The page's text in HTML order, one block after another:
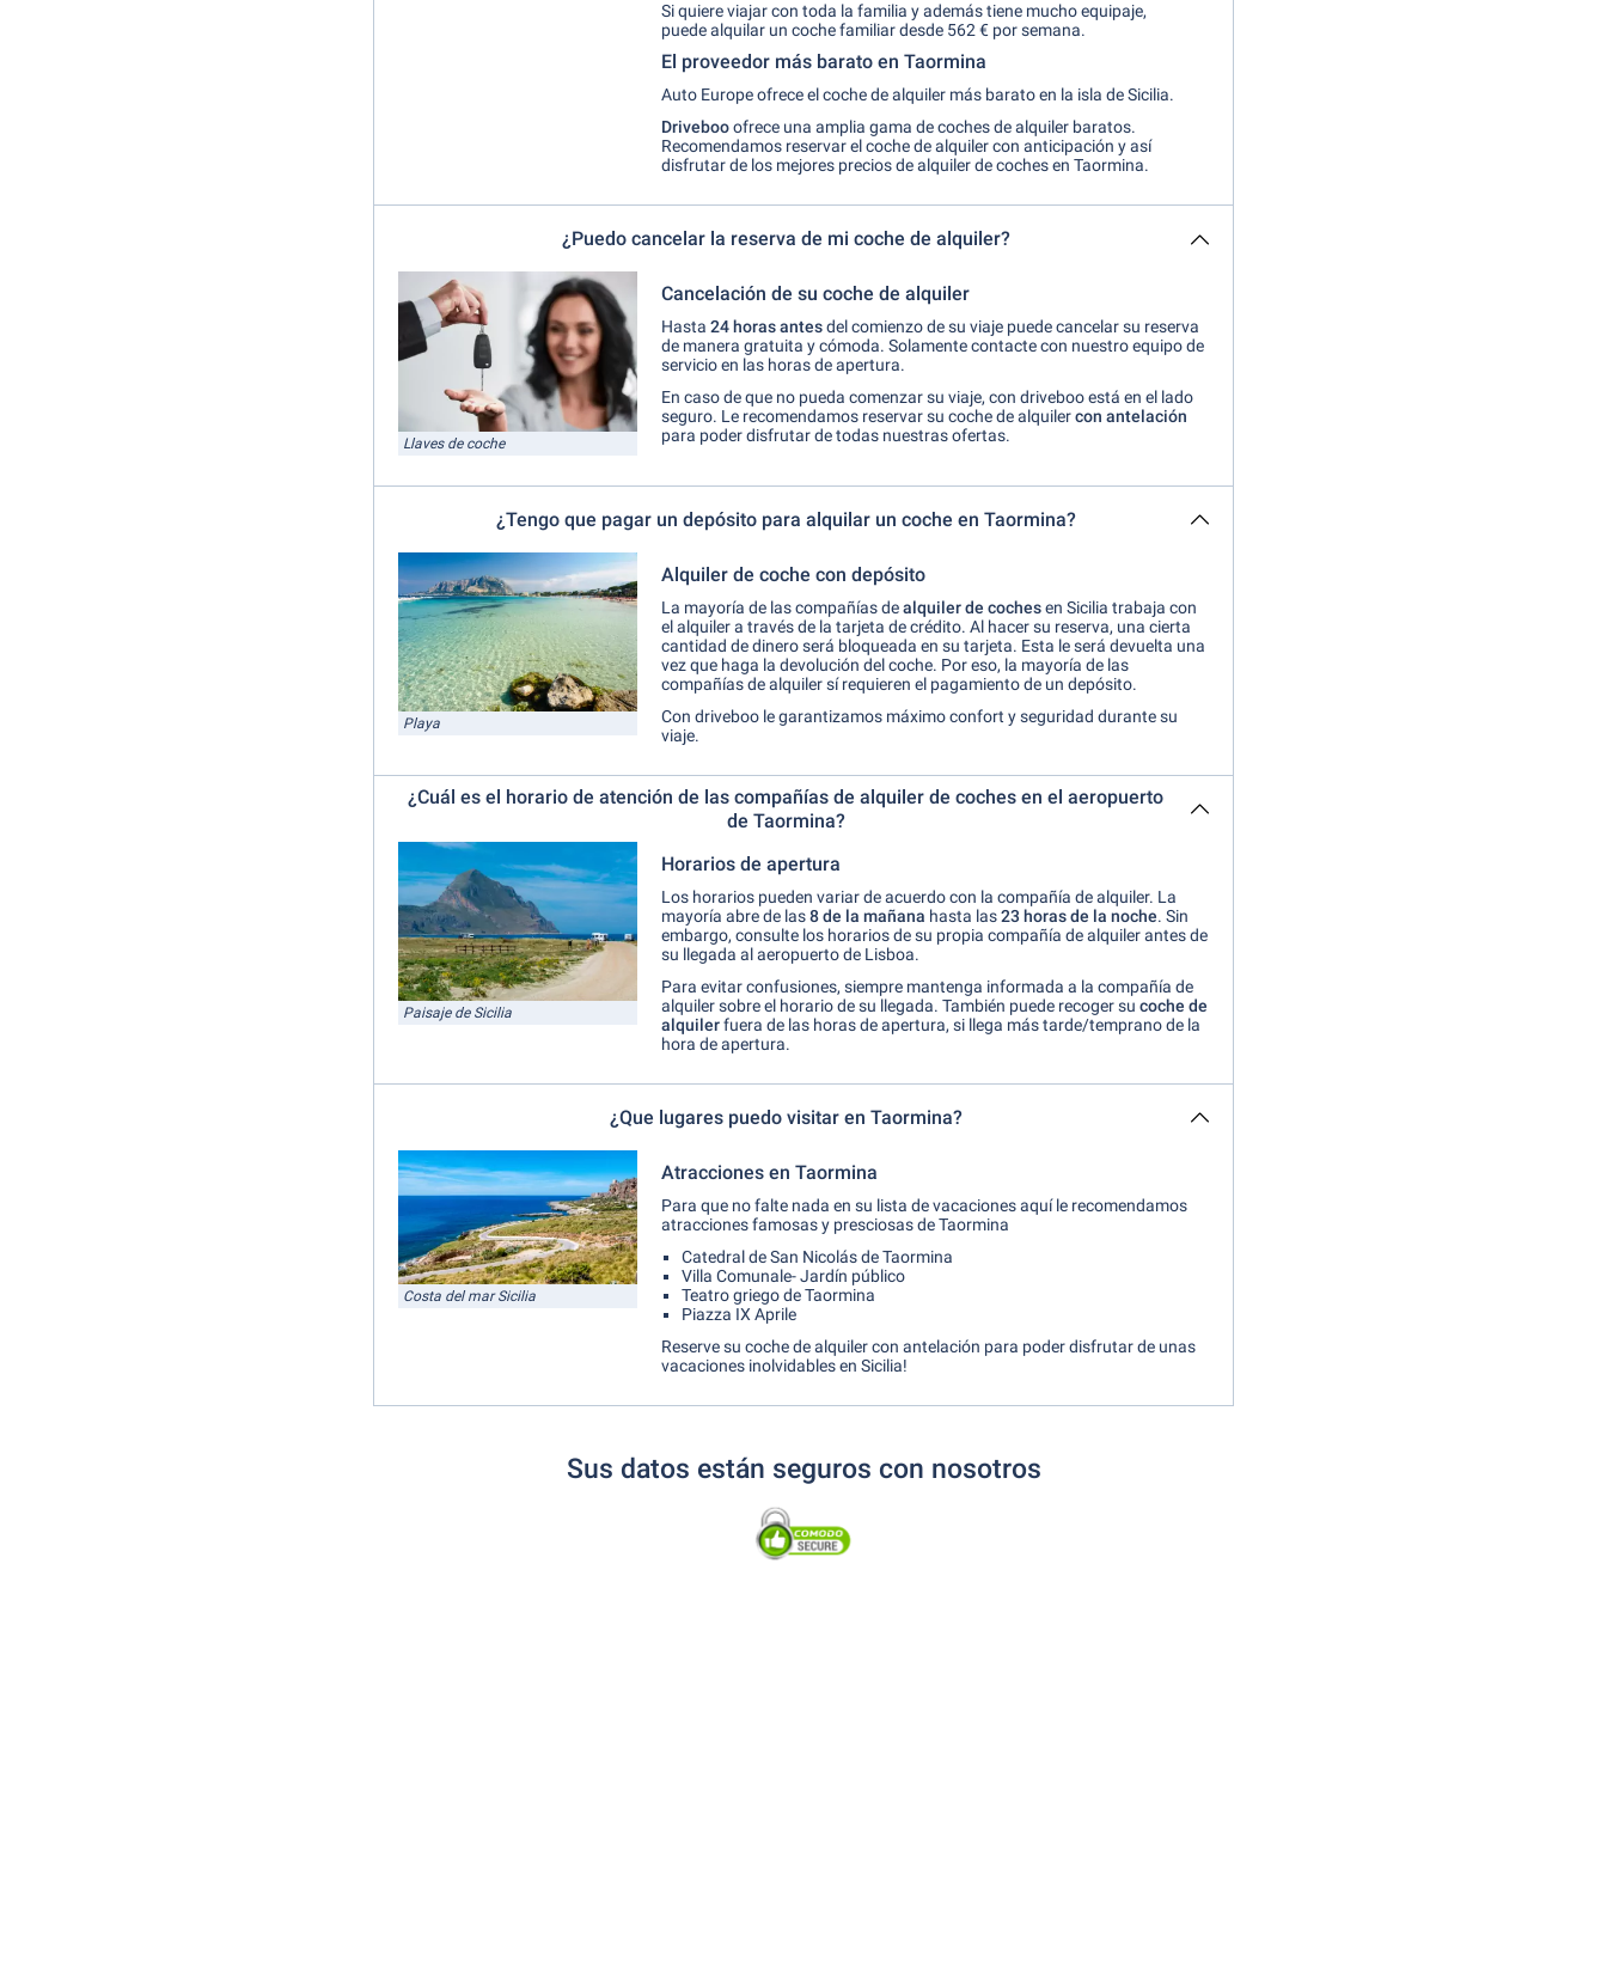
Si quiere viajar con toda la familia y además tiene mucho equipaje,
puede alquilar un coche familiar desde 562 € por semana.
El proveedor más barato en Taormina
Auto Europe ofrece el coche de alquiler más barato en la isla de Sicilia.
Drivebooofrece una amplia gama de coches de alquiler baratos.
Recomendamos reservar el coche de alquiler con anticipación y así
disfrutar de los mejores precios de alquiler de coches en Taormina.
¿Puedo cancelar la reserva de mi coche de alquiler?
Llaves de coche
Cancelación de su coche de alquiler
Hasta 24 horas antesdel comienzo de su viaje puede cancelar su reserva
de manera gratuita y cómoda. Solamente contacte con nuestro equipo de
servicio en las horas de apertura.
En caso de que no pueda comenzar su viaje, con driveboo está en el lado
seguro. Le recomendamos reservar su coche de alquilercon antelación
para poder disfrutar de todas nuestras ofertas.
¿Tengo que pagar un depósito para alquilar un coche en Taormina?
Playa
Alquiler de coche con depósito
La mayoría de las compañías dealquiler de cochesen Sicilia trabaja con
el alquiler a través de la tarjeta de crédito. Al hacer su reserva, una cierta
cantidad de dinero será bloqueada en su tarjeta. Esta le será devuelta una
vez que haga la devolución del coche. Por eso, la mayoría de las
compañías de alquiler sí requieren el pagamiento de un depósito.
Con driveboo le garantizamos máximo confort y seguridad durante su
viaje.
¿Cuál es el horario de atención de las compañías de alquiler de coches en el aeropuerto
de Taormina?
Paisaje de Sicilia
Horarios de apertura
Los horarios pueden variar de acuerdo con la compañía de alquiler. La
mayoría abre de las8 de la mañana hasta las23 horas de la noche. Sin
embargo, consulte los horarios de su propia compañía de alquiler antes de
su llegada al aeropuerto de Lisboa.
Para evitar confusiones, siempre mantenga informada a la compañía de
alquiler sobre el horario de su llegada. También puede recoger su coche de
alquilerfuera de las horas de apertura, si llega más tarde/temprano de la
hora de apertura.
¿Que lugares puedo visitar en Taormina?
Costa del mar Sicilia
Atracciones en Taormina
Para que no falte nada en su lista de vacaciones aquí le recomendamos
atracciones famosas y presciosas de Taormina
Catedral de San Nicolás de Taormina
Villa Comunale- Jardín público
Teatro griego de Taormina
Piazza IX Aprile
Reserve su coche de alquiler con antelación para poder disfrutar de unas
vacaciones inolvidables en Sicilia!
Sus datos están seguros con nosotros